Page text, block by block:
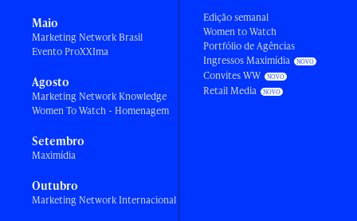
Maio
Marketing Network Brasil
Evento ProXXIma
Agosto
Marketing Network Knowledge
Women To Watch - Homenagem
Setembro
Maximídia
Outubro
Marketing Network Internacional
Edição semanal
Women to Watch
Portfólio de Agências
Ingressos Maximídia
Convites WW
Retail Media